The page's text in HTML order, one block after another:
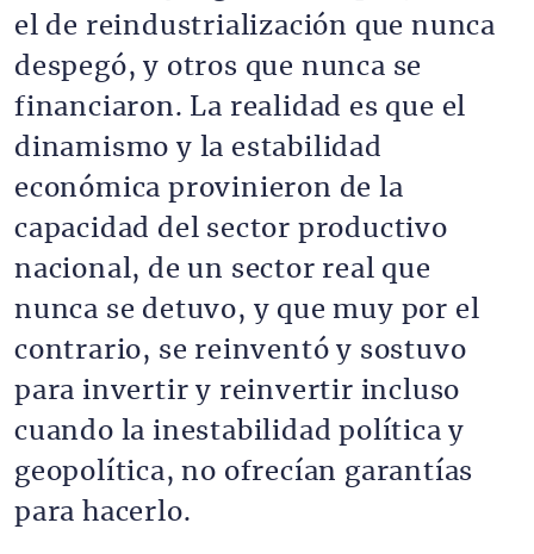
el de reindustrialización que nunca
despegó, y otros que nunca se
financiaron. La realidad es que el
dinamismo y la estabilidad
económica provinieron de la
capacidad del sector productivo
nacional, de un sector real que
nunca se detuvo, y que muy por el
contrario, se reinventó y sostuvo
para invertir y reinvertir incluso
cuando la inestabilidad política y
geopolítica, no ofrecían garantías
para hacerlo.